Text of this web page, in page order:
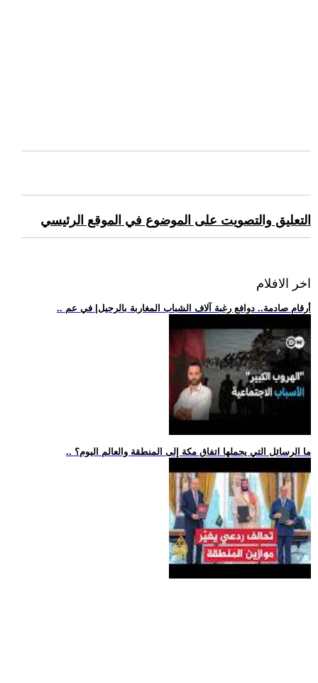
التعليق والتصويت على الموضوع في الموقع الرئيسي
اخر الافلام
.. أرقام صادمة.. دوافع رغبة آلاف الشباب المغاربة بالرحيل| في عم
.. ما الرسائل التي يحملها اتفاق مكة إلى المنطقة والعالم اليوم؟